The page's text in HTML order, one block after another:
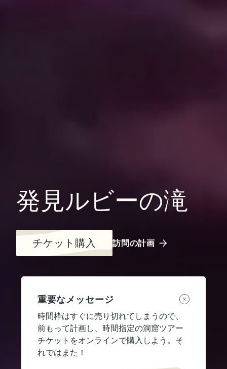
発見ルビーの滝
チケット購入 訪問の計画
重要なメッセージ
時間枠はすぐに売り切れてしまうので、
前もって計画し、時間指定の洞窟ツアー
チケットをオンラインで購入しよう。そ
れではまた！